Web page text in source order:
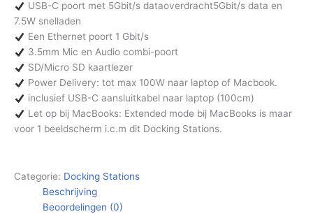
USB-C poort met 5Gbit/s dataoverdracht5Gbit/s data en
7.5W snelladen
Een Ethernet poort 1 Gbit/s
3.5mm Mic en Audio combi-poort
SD/Micro SD kaartlezer
Power Delivery: tot max 100W naar laptop of Macbook.
inclusief USB-C aansluitkabel naar laptop (100cm)
Let op bij MacBooks: Extended mode bij MacBooks is maar
voor 1 beeldscherm i.c.m dit Docking Stations.
Categorie: Docking Stations
Beschrijving
Beoordelingen (0)